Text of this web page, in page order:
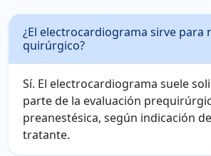
¿El electrocardiograma sirve para
quirúrgico?
Sí. El electrocardiograma suele
parte de la evaluación
preanestésica, según indicación
tratante.